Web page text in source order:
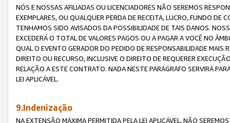
NÓS E NOSSAS AFILIADAS OU LICENCIADORES NÃO SEREMOS
EXEMPLARES, OU QUALQUER PERDA DE RECEITA, LUCRO, FUNDO
TENHAMOS SIDO AVISADOS DA POSSIBILIDADE DE TAIS DANOS.
EXCEDERÁ O TOTAL DE VALORES PAGOS OU A PAGAR A VOCÊ NO
QUAL O EVENTO GERADOR DO PEDIDO DE RESPONSABILIDADE
DIREITO OU RECURSO, INCLUSIVE O DIREITO DE REQUERER
RELAÇÃO A ESTE CONTRATO. NADA NESTE PARÁGRAFO SERVIRÁ
LEI APLICÁVEL.
9.Indenização
NA EXTENSÃO MÁXIMA PERMITIDA PELA LEI APLICÁVEL, NÃO